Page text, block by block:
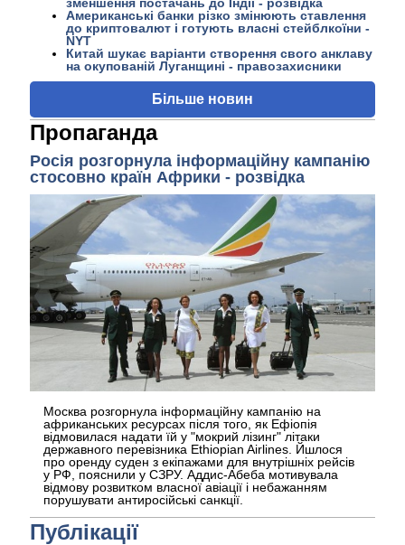
Американські банки різко змінюють ставлення
до криптовалют і готують власні стейблкоїни -
NYT
Китай шукає варіанти створення свого анклаву
на окупованій Луганщині - правозахисники
Більше новин
Пропаганда
Росія розгорнула інформаційну кампанію
стосовно країн Африки - розвідка
Москва розгорнула інформаційну кампанію на
африканських ресурсах після того, як Ефіопія
відмовилася надати їй у "мокрий лізинг" літаки
державного перевізника Ethiopian Airlines. Йшлося
про оренду суден з екіпажами для внутрішніх рейсів
у РФ, пояснили у СЗРУ. Аддис-Абеба мотивувала
відмову розвитком власної авіації і небажанням
порушувати антиросійські санкції.
Публікації